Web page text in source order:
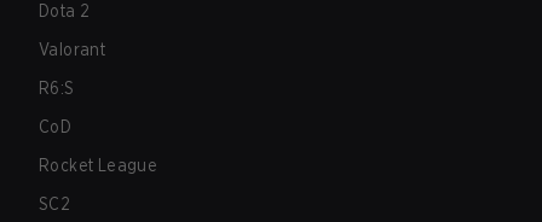
Dota 2
Valorant
R6:S
CoD
Rocket League
SC2